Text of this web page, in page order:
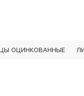
ОЦИНКОВАННЫЕ